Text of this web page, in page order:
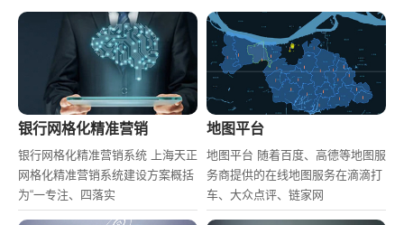
银行网格化精准营销
银行网格化精准营销系统 上海天正
网格化精准营销系统建设方案概括
为“一专注、四落实
地图平台
地图平台 随着百度、高德等地图服
务商提供的在线地图服务在滴滴打
车、大众点评、链家网